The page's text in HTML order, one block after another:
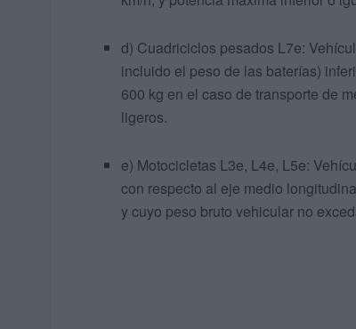
d) Cuadriciclos pesados L7e:
incluido el peso de las baterías)
600 kg en el caso de transporte de
ligeros.
e) Motocicletas L3e, L4e, L5e:
con respecto al eje medio
y cuyo peso bruto vehicular no